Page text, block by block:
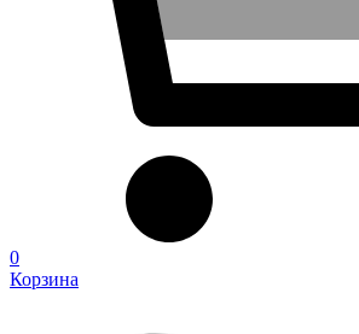
0
Корзина